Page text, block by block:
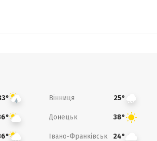
Вінниця 25°
Донецьк 38°
Івано-Франківськ 24°